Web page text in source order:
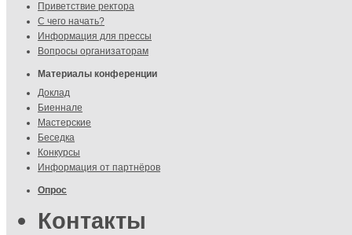
Приветствие ректора
С чего начать?
Информация для прессы
Вопросы организаторам
Материалы конференции
Доклад
Биеннале
Мастерские
Беседка
Конкурсы
Информация от партнёров
Опрос
Контакты